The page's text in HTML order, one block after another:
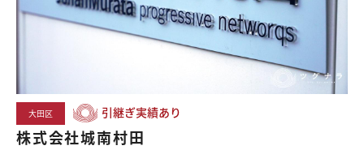
大田区 引継ぎ実績あり
株式会社城南村田